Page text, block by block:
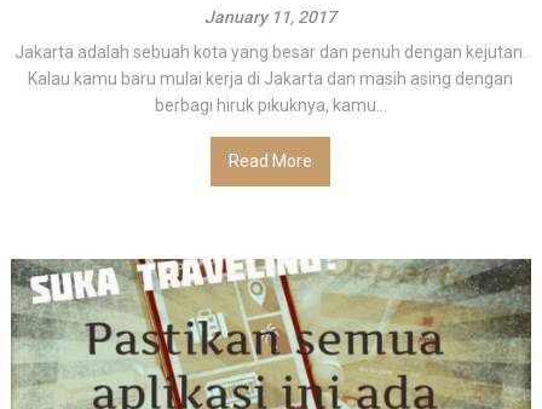
January 11, 2017
Jakarta adalah sebuah kota yang besar dan penuh dengan kejutan.
Kalau kamu baru mulai kerja di Jakarta dan masih asing dengan
berbagi hiruk pikuknya, kamu...
Read More